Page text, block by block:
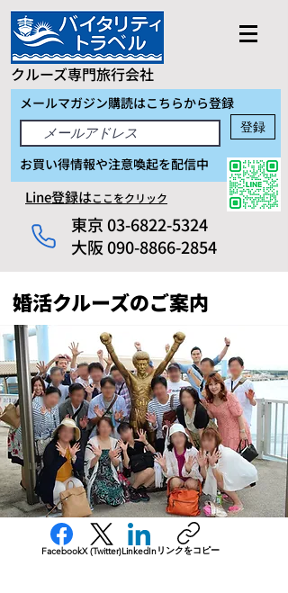
クルーズ専門旅行会社
メールマガジン購読はこちらから登録
登録
お買い得情報や注意喚起を配信中
Line登録はここをクリック
東京03-6822-5324
大阪 090-8866-2854
婚活クルーズのご案内
FacebookX (Twitter)LinkedInリンクをコピー